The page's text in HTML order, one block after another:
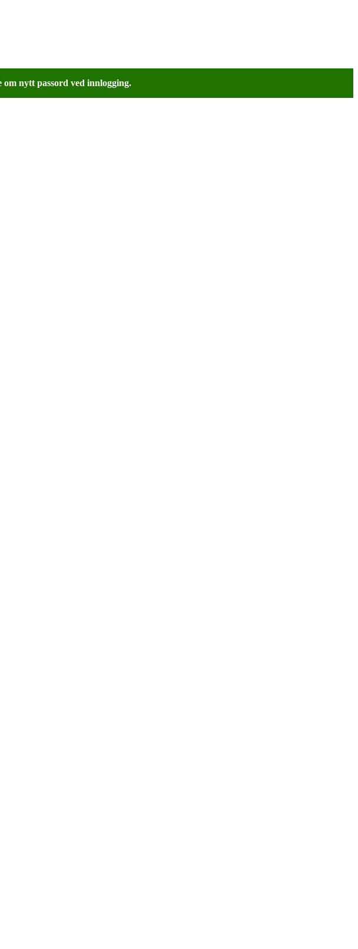
nytt passord ved innlogging.